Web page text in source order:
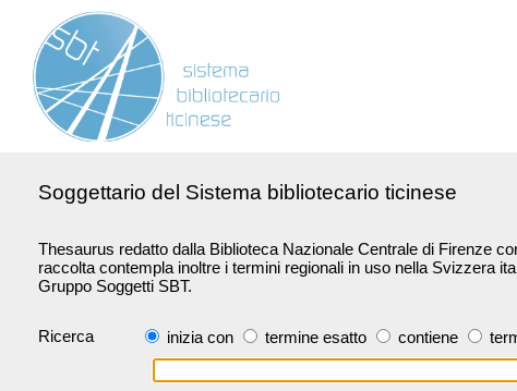
Soggettario del Sistema bibliotecario ticinese
Thesaurus redatto dalla Biblioteca Nazionale Centrale di Firenze
raccolta contempla inoltre i termini regionali in uso nella Svizzera
Gruppo Soggetti SBT.
Ricerca inizia con termine esatto contiene